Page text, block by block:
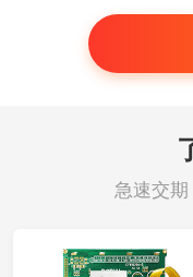
急速交